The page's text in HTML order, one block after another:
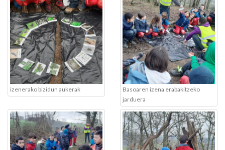
izenerako bizidun aukerak
Basoaren izena erabakitzeko
jarduera